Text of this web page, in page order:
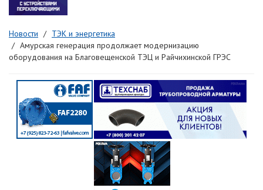
Новости
ТЭК и энергетика
Амурская генерация продолжает модернизацию
оборудования на Благовещенской ТЭЦ и Райчихинской ГРЭС